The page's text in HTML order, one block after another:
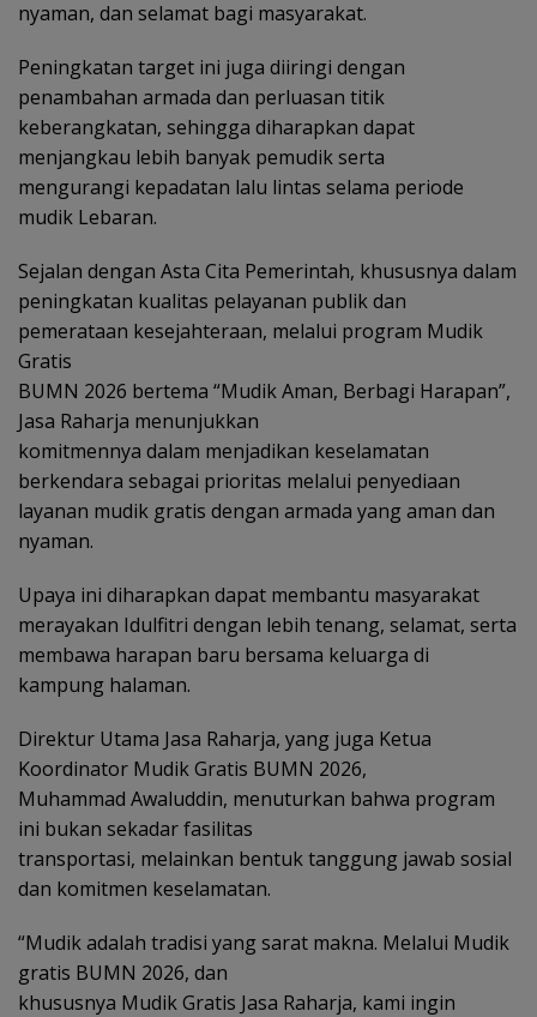
nyaman, dan selamat bagi masyarakat.
Peningkatan target ini juga diiringi dengan
penambahan armada dan perluasan titik
keberangkatan, sehingga diharapkan dapat
menjangkau lebih banyak pemudik serta
mengurangi kepadatan lalu lintas selama periode
mudik Lebaran.
Sejalan dengan Asta Cita Pemerintah, khususnya dalam
peningkatan kualitas pelayanan publik dan
pemerataan kesejahteraan, melalui program Mudik
Gratis
BUMN 2026 bertema “Mudik Aman, Berbagi Harapan”,
Jasa Raharja menunjukkan
komitmennya dalam menjadikan keselamatan
berkendara sebagai prioritas melalui penyediaan
layanan mudik gratis dengan armada yang aman dan
nyaman.
Upaya ini diharapkan dapat membantu masyarakat
merayakan Idulfitri dengan lebih tenang, selamat, serta
membawa harapan baru bersama keluarga di
kampung halaman.
Direktur Utama Jasa Raharja, yang juga Ketua
Koordinator Mudik Gratis BUMN 2026,
Muhammad Awaluddin, menuturkan bahwa program
ini bukan sekadar fasilitas
transportasi, melainkan bentuk tanggung jawab sosial
dan komitmen keselamatan.
“Mudik adalah tradisi yang sarat makna. Melalui Mudik
gratis BUMN 2026, dan
khususnya Mudik Gratis Jasa Raharja, kami ingin